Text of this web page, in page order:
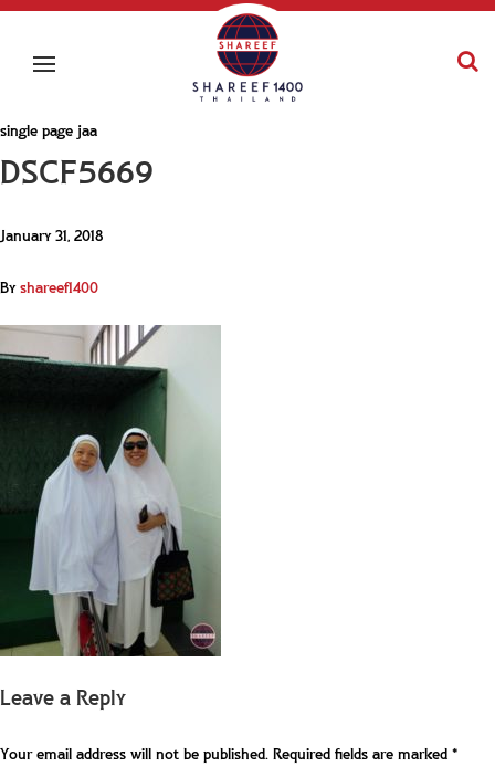
single page jaa
DSCF5669
January 31, 2018
Byshareef1400
Leave a Reply
Your email address will not be published.Required fields are marked*